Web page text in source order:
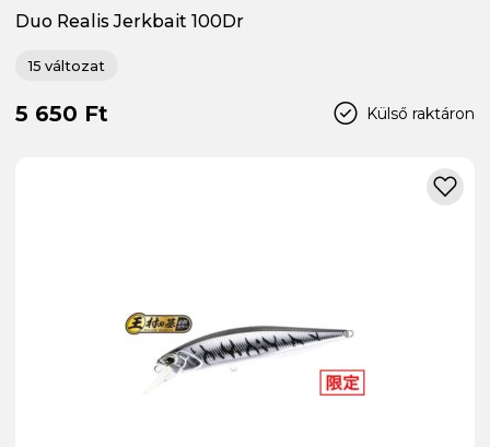
Duo Realis Jerkbait 100Dr
15 változat
Külső raktáron
5 650 Ft